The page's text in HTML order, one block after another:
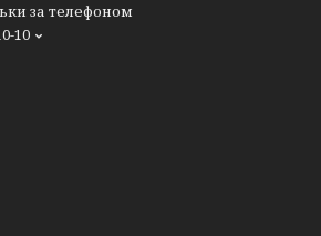
за телефоном
10